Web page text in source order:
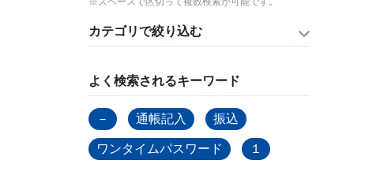
カテゴリで絞り込む
よく検索されるキーワード
－ 通帳記入 振込
ワンタイムパスワード １